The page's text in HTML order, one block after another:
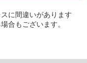
に間違いがあります
合もございます。